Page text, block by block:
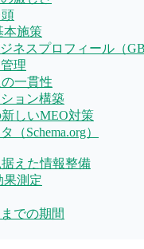
本施策
ジネスプロフィール（
理
一貫性
ョン構築
しいMEO対策
（Schema.org）
えた情報整備
果測定
での期間